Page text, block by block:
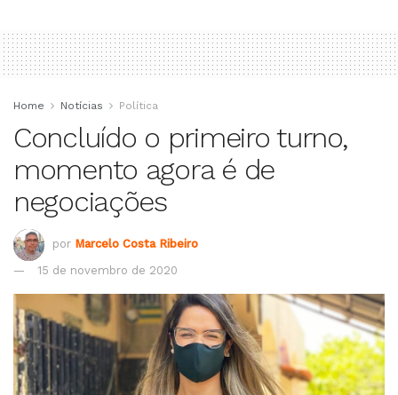
Home Notícias Política
Concluído o primeiro turno,
momento agora é de
negociações
por Marcelo Costa Ribeiro
15 de novembro de 2020